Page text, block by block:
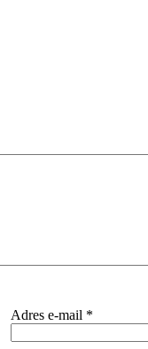
Adres e-mail *